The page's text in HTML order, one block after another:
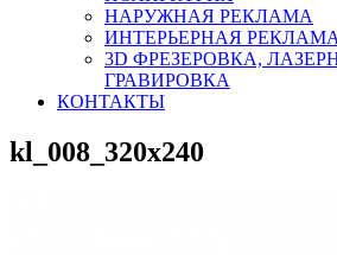
НАРУЖНАЯ РЕКЛАМА
ИНТЕРЬЕРНАЯ РЕКЛАМА
3D ФРЕЗЕРОВКА,
ГРАВИРОВКА
КОНТАКТЫ
kl_008_320x240